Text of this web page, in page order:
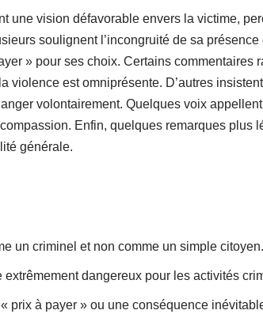
une vision défavorable envers la victime,
soulignent l’incongruité de sa
» pour ses choix. Certains commentaires
violence est omniprésente. D’autres
volontairement. Quelques voix
Enfin, quelques remarques plus
générale.
un criminel et non comme un simple citoyen.
extrêmement dangereux pour les activités
prix à payer » ou une conséquence